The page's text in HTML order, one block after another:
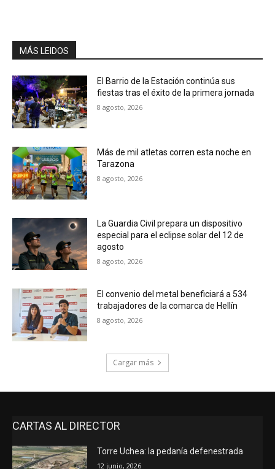
MÁS LEIDOS
El Barrio de la Estación continúa sus
fiestas tras el éxito de la primera jornada
8 agosto, 2026
Más de mil atletas corren esta noche en
Tarazona
8 agosto, 2026
La Guardia Civil prepara un dispositivo
especial para el eclipse solar del 12 de
agosto
8 agosto, 2026
El convenio del metal beneficiará a 534
trabajadores de la comarca de Hellín
8 agosto, 2026
Cargar más
CARTAS AL DIRECTOR
Torre Uchea: la pedanía defenestrada
12 junio, 2026